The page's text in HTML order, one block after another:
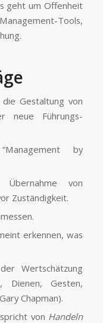
geht um Offenheit
Tools,
Gestaltung von
neue Führungs­
by
Übernahme von
Zuständigkeit.
erkennen, was
Wertschätzung
Dienen, Gesten,
Chapman).
von Handeln